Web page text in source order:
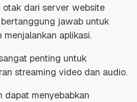
otak dari server website
jawab untuk
aplikasi.
penting untuk
streaming video dan audio.
dapat menyebabkan